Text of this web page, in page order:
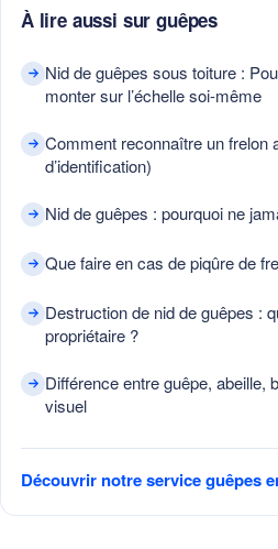
À lire aussi sur guêpes
Nid de guêpes sous toiture :
monter sur l’échelle soi-même
Comment reconnaître un frelon
d’identification)
Nid de guêpes : pourquoi ne
Que faire en cas de piqûre de
Destruction de nid de guêpes :
propriétaire ?
Différence entre guêpe, abeille,
visuel
Découvrir notre service guêpes